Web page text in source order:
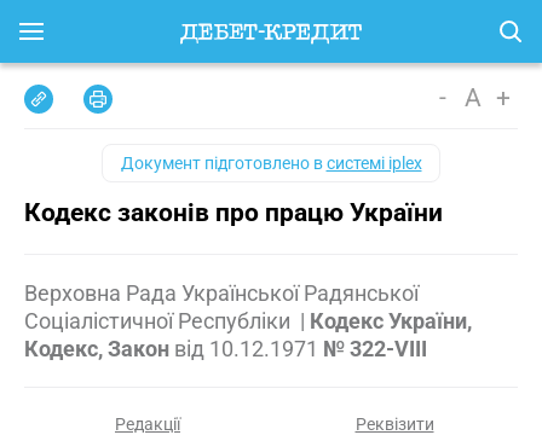
- A +
Документ підготовлено всистемі iplex
Кодекс законів про працю України
Верховна Рада Української Радянської
Соціалістичної Республіки | Кодекс України,
Кодекс, Закон від 10.12.1971 № 322-VIII
Редакції Реквізити